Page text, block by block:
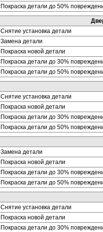
Покраска детали до 50%
Снятие установка детали
Замена детали
Покраска новой детали
Покраска детали до 30%
Покраска детали до 50%
Снятие установка детали
Покраска новой детали
Покраска детали до 30%
Покраска детали до 50%
Замена детали
Покраска новой детали
Покраска детали до 30%
Покраска детали до 50%
Снятие установка детали
Покраска новой детали
Покраска детали до 30%